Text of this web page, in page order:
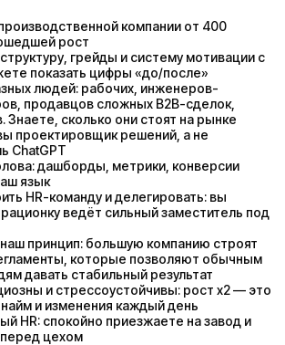
компании от 400
рост
грейды и систему мотивации с
показать цифры «до/после»
людей: рабочих, инженеров-
продавцов сложных B2B-сделок,
Знаете, сколько они стоят на рынке
проектировщик решений, а не
ChatGPT
дашборды, метрики, конверсии
язык
HR-команду и делегировать: вы
ведёт сильный заместитель под
принцип: большую компанию строят
которые позволяют обычным
давать стабильный результат
и стрессоустойчивы: рост x2 — это
и изменения каждый день
HR: спокойно приезжаете на завод и
цехом